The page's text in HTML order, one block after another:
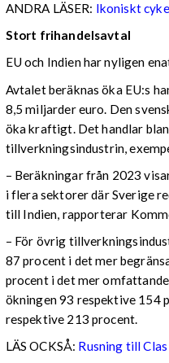
ANDRA LÄSER: Ikoniskt
Stort frihandelsavtal
EU och Indien har nyligen
Avtalet beräknas öka EU:s
8,5 miljarder euro. Den
öka kraftigt. Det handlar
tillverkningsindustrin,
– Beräkningar från 2023
i flera sektorer där Sverige
till Indien, rapporterar
– För övrig
87 procent i det mer
procent i det mer
ökningen 93 respektive 154
respektive 213 procent.
LÄS OCKSÅ: Rusning till